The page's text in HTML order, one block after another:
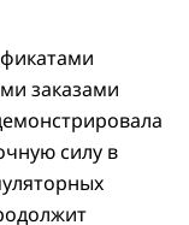
заказами
силу в